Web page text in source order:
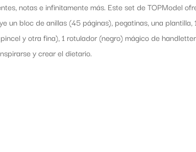
notas e infinitamente más. Este set de TOPModel
un bloc de anillas (45 páginas), pegatinas, una plantilla,
y otra fina), 1 rotulador (negro) mágico de
y crear el dietario.